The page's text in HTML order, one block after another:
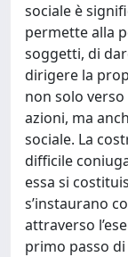
sociale è
permette alla
soggetti, di
dirigere la
non solo
azioni, ma
sociale. La
difficile
essa si
s’instaurano
attraverso
primo passo